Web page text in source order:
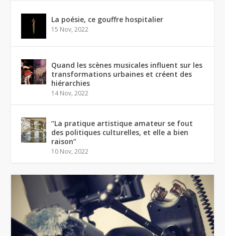
La poésie, ce gouffre hospitalier
15 Nov, 2022
Quand les scènes musicales influent sur les
transformations urbaines et créent des
hiérarchies
14 Nov, 2022
“La pratique artistique amateur se fout
des politiques culturelles, et elle a bien
raison”
10 Nov, 2022